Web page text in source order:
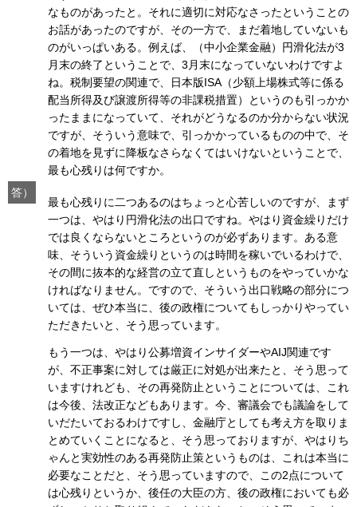
なものがあったと。それに適切に対応なさったということの
お話があったのですが、その一方で、まだ着地していないも
のがいっぱいある。例えば、（中小企業金融）円滑化法が3
月末の終了ということで、3月末になっていないわけですよ
ね。税制要望の関連で、日本版ISA（少額上場株式等に係る
配当所得及び譲渡所得等の非課税措置）というのも引っかか
ったままになっていて、それがどうなるのか分からない状況
ですが、そういう意味で、引っかかっているものの中で、そ
の着地を見ずに降板なさらなくてはいけないということで、
最も心残りは何ですか。
答）
最も心残りに二つあるのはちょっと心苦しいのですが、まず
一つは、やはり円滑化法の出口ですね。やはり資金繰りだけ
では良くならないところというのが必ずあります。ある意
味、そういう資金繰りというのは時間を稼いでいるわけで、
その間に抜本的な経営の立て直しというものをやっていかな
ければなりません。ですので、そういう出口戦略の部分につ
いては、ぜひ本当に、後の政権についてもしっかりやってい
ただきたいと、そう思っています。
もう一つは、やはり公募増資インサイダーやAIJ関連です
が、不正事案に対しては厳正に対処が出来たと、そう思って
いますけれども、その再発防止ということについては、これ
は今後、法改正などもあります。今、審議会でも議論をして
いだたいておるわけですし、金融庁としても考え方を取りま
とめていくことになると、そう思っておりますが、やはりち
ゃんと実効性のある再発防止策というものは、これは本当に
必要なことだと、そう思っていますので、この2点について
は心残りというか、後任の大臣の方、後の政権においても必